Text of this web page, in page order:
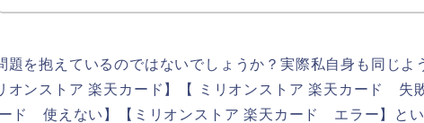
題を抱えているのではないでしょうか？実際私自身も同じよ
オンストア 楽天カード】【 ミリオンストア 楽天カード 失
ド 使えない】【ミリオンストア 楽天カード エラー】と